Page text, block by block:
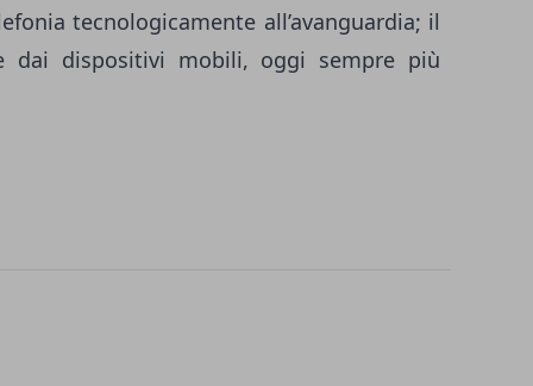
tecnologicamente all’avanguardia; il
dai dispositivi mobili, oggi sempre più